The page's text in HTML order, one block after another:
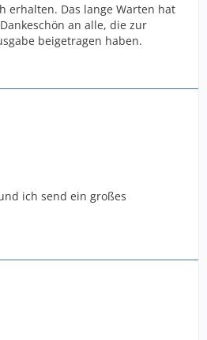
erhalten. Das lange Warten hat
an alle, die zur
beigetragen haben.
ich send ein großes